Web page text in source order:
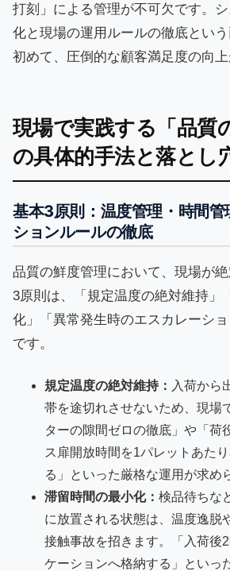
打刻」による管理が不可欠です。
化と現場の運用ルールの徹底とい
初めて、圧倒的な顧客満足度の向上
現場で実践する「品質
の具体的手法と落とし
基本3原則：温度管理・時間管
ションルールの徹底
品質の鮮度管理において、現場が
3原則は、「規定温度の絶対維持」
化」「異常発生時のエスカレーショ
です。
規定温度の絶対維持： 入荷から
帯を途切れさせないため、現場
ターの隙間ゼロの徹底」や「荷
ス扉開放時間を1パレットあた
る」といった厳格な運用が求め
滞留時間の最小化： 検品待ちな
に放置される状態は、温度逸脱
接触事故を招きます。「入荷後
ケーションへ格納する」といっ